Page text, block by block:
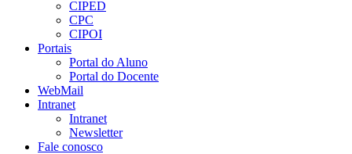
CIPED
CPC
CIPOI
Portais
Portal do Aluno
Portal do Docente
WebMail
Intranet
Intranet
Newsletter
Fale conosco